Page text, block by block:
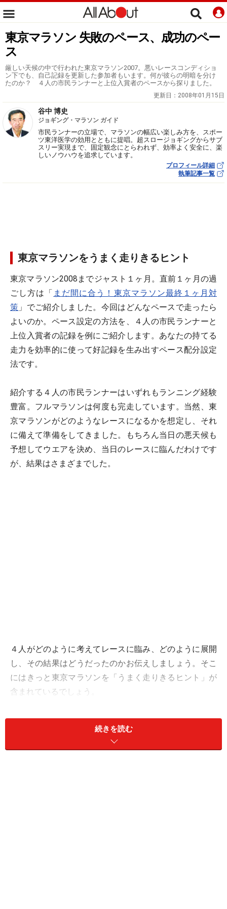
東京マラソン 失敗のペース、成功のペー
ス
厳しい天候の中で行われた東京マラソン2007。悪いレースコンディショ
ン下でも、自己記録を更新した参加者もいます。何が彼らの明暗を分け
たのか？ ４人の市民ランナーと上位入賞者のペースから探りました。
更新日： 2008年01月15日
谷中 博史
ジョギング・マラソン ガイド
市民ランナーの立場で、マラソンの幅広い楽しみ方を、スポー
ツ東洋医学の効用とともに提唱。超スロージョギングからサブ
スリー実現まで、固定観念にとらわれず、効率よく安全に、楽
しいノウハウを追求しています。
プロフィール詳細
執筆記事一覧
東京マラソンをうまく走りきるヒント
東京マラソン2008までジャスト１ヶ月。直前１ヶ月の過
ごし方は「 まだ間に合う！東京マラソン最終１ヶ月対
策 」でご紹介しました。今回はどんなペースで走ったら
よいのか。ペース設定の方法を、４人の市民ランナーと
上位入賞者の記録を例にご紹介します。あなたの持てる
走力を効率的に使って好記録を生み出すペース配分設定
法です。
紹介する４人の市民ランナーはいずれもランニング経験
豊富。フルマラソンは何度も完走しています。当然、東
京マラソンがどのようなレースになるかを想定し、それ
に備えて準備をしてきました。もちろん当日の悪天候も
予想してウエアを決め、当日のレースに臨んだわけです
が、結果はさまざまでした。
４人がどのように考えてレースに臨み、どのように展開
し、その結果はどうだったのかお伝えしましょう。そこ
にはきっと東京マラソンを「うまく走りきるヒント」が
含まれているでしょう。
練習不足も食べ物とゆとりスタートで成功
続きを読む